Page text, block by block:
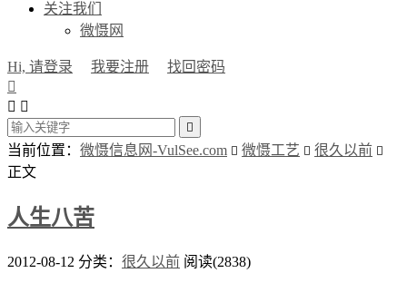
关注我们
微慑网
Hi, 请登录 我要注册
找回密码

 

当前位置： 微慑信息网-VulSee.com  微慑工艺  很久以前 
正文
人生八苦
2012-08-12 分类： 很久以前 阅读(2838)